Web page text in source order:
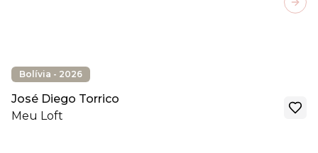
Bolívia - 2026
José Diego Torrico
Meu Loft